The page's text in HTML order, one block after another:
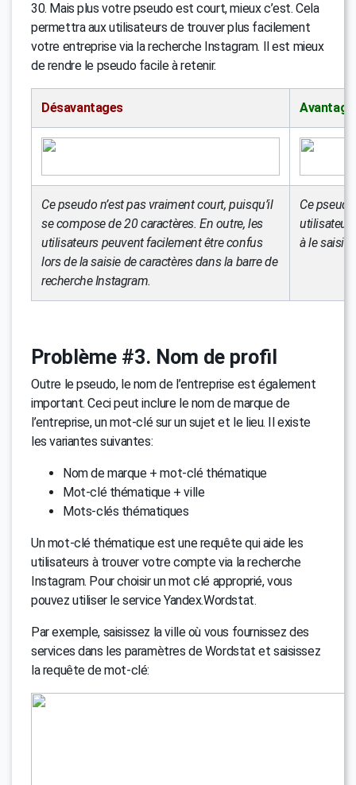
30. Mais plus votre pseudo est court, mieux c’est. Cela
permettra aux utilisateurs de trouver plus facilement
votre entreprise via la recherche Instagram. Il est mieux
de rendre le pseudo facile à retenir.
Désavantages
Ce pseudo n’est pas vraiment court, puisqu’il
se compose de 20 caractères. En outre, les
utilisateurs peuvent facilement être confus
lors de la saisie de caractères dans la barre de
recherche Instagram.
Ce
à le saisir
Problème #3. Nom de profil
Outre le pseudo, le nom de l’entreprise est également
important. Ceci peut inclure le nom de marque de
l’entreprise, un mot-clé sur un sujet et le lieu. Il existe
les variantes suivantes:
Nom de marque + mot-clé thématique
Mot-clé thématique + ville
Mots-clés thématiques
Un mot-clé thématique est une requête qui aide les
utilisateurs à trouver votre compte via la recherche
Instagram. Pour choisir un mot clé approprié, vous
pouvez utiliser le service Yandex.Wordstat.
Par exemple, saisissez la ville où vous fournissez des
services dans les paramètres de Wordstat et saisissez
la requête de mot-clé: